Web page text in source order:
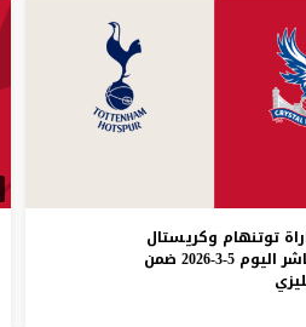
توتنهام وكريستال
اليوم 5-3-2026
ضمن